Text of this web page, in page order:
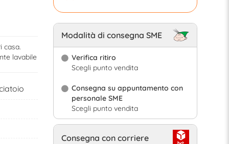
casa.
lavabile
Modalità di consegna SME
Verifica ritiro
Scegli punto vendita
Consegna su appuntamento con
personale SME
Scegli punto vendita
Consegna con corriere